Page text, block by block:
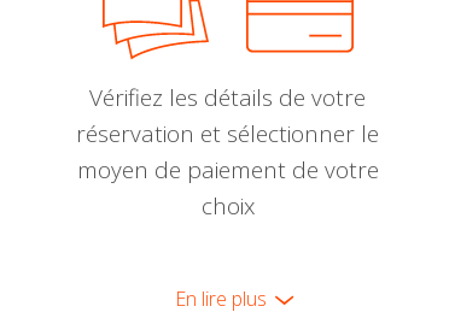
Vérifiez les détails de votre
réservation et sélectionner le
moyen de paiement de votre
choix
En lire plus